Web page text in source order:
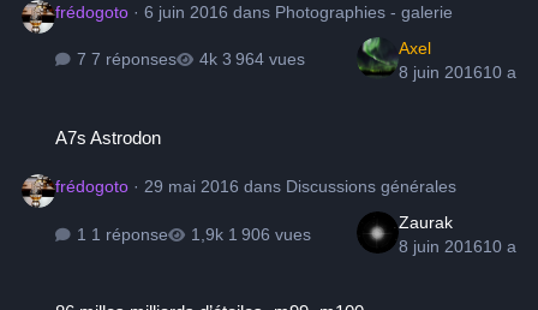
frédogoto ·6 juin 2016 dans Photographies - galerie
7 réponses 3 964 vues
Axel
8 juin 201610 a
A7s Astrodon
frédogoto · 29 mai 2016 dans Discussions générales
1 réponse 1 906 vues
Zaurak
8 juin 201610 a